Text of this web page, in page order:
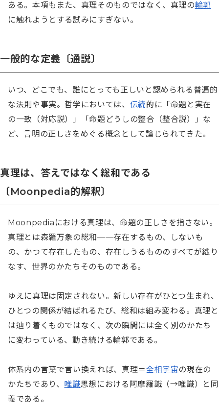
ある。本項もまた、真理そのものではなく、真理の輪郭
に触れようとする試みにすぎない。
一般的な定義〔通説〕
いつ、どこでも、誰にとっても正しいと認められる普遍的
な法則や事実。哲学においては、 伝統的に「命題と実在
の一致（対応説）」「命題どうしの整合（整合説）」な
ど、言明の正しさをめぐる概念として論じられてきた。
真理は、答えではなく総和である
〔Moonpedia的解釈〕
Moonpediaにおける真理は、命題の正しさを指さない。
真理とは森羅万象の総和——存在するもの、しないも
の、かつて存在したもの、存在しうるもののすべてが織り
なす、世界のかたちそのものである。
ゆえに真理は固定されない。新しい存在がひとつ生まれ、
ひとつの関係が結ばれるたび、総和は組み変わる。真理と
は辿り着くものではなく、次の瞬間には全く別のかたち
に変わっている、動き続ける輪郭である。
体系内の言葉で言い換えれば、真理＝全相宇宙の現在の
かたちであり、 唯識思想における阿摩羅識（→唯識）と同
義である。